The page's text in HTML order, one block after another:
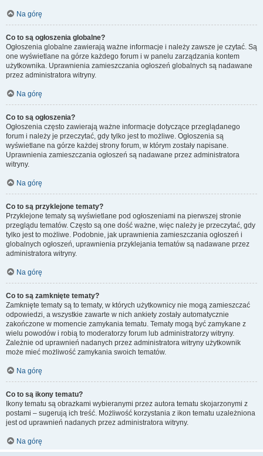
Na górę
Co to są ogłoszenia globalne?
Ogłoszenia globalne zawierają ważne informacje i należy zawsze je czytać. Są
one wyświetlane na górze każdego forum i w panelu zarządzania kontem
użytkownika. Uprawnienia zamieszczania ogłoszeń globalnych są nadawane
przez administratora witryny.
Na górę
Co to są ogłoszenia?
Ogłoszenia często zawierają ważne informacje dotyczące przeglądanego
forum i należy je przeczytać, gdy tylko jest to możliwe. Ogłoszenia są
wyświetlane na górze każdej strony forum, w którym zostały napisane.
Uprawnienia zamieszczania ogłoszeń są nadawane przez administratora
witryny.
Na górę
Co to są przyklejone tematy?
Przyklejone tematy są wyświetlane pod ogłoszeniami na pierwszej stronie
przeglądu tematów. Często są one dość ważne, więc należy je przeczytać, gdy
tylko jest to możliwe. Podobnie, jak uprawnienia zamieszczania ogłoszeń i
globalnych ogłoszeń, uprawnienia przyklejania tematów są nadawane przez
administratora witryny.
Na górę
Co to są zamknięte tematy?
Zamknięte tematy są to tematy, w których użytkownicy nie mogą zamieszczać
odpowiedzi, a wszystkie zawarte w nich ankiety zostały automatycznie
zakończone w momencie zamykania tematu. Tematy mogą być zamykane z
wielu powodów i robią to moderatorzy forum lub administratorzy witryny.
Zależnie od uprawnień nadanych przez administratora witryny użytkownik
może mieć możliwość zamykania swoich tematów.
Na górę
Co to są ikony tematu?
Ikony tematu są obrazkami wybieranymi przez autora tematu skojarzonymi z
postami – sugerują ich treść. Możliwość korzystania z ikon tematu uzależniona
jest od uprawnień nadanych przez administratora witryny.
Na górę